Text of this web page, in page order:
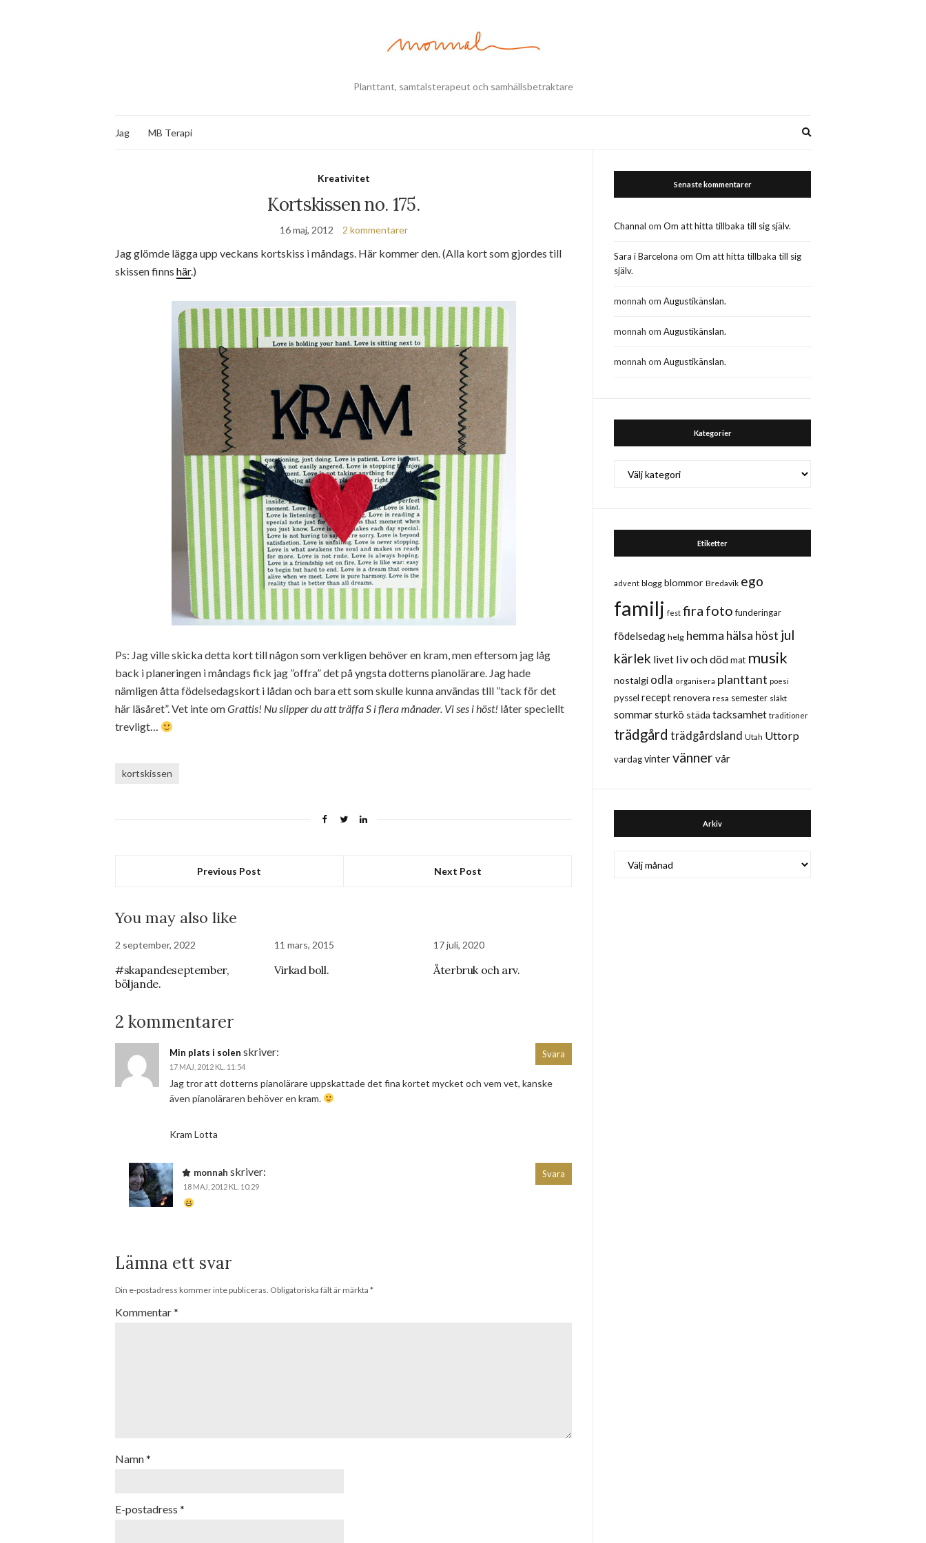
Planttant, samtalsterapeut och samhällsbetraktare
Jag MB Terapi
Kreativitet
Kortskissen no. 175.
16 maj, 2012 2 kommentarer
Jag glömde lägga upp veckans kortskiss i måndags. Här kommer den. (Alla kort som gjordes till
skissen finns här.)
Ps: Jag ville skicka detta kort till någon som verkligen behöver en kram, men eftersom jag låg
back i planeringen i måndags fick jag ”offra” det på yngsta dotterns pianolärare. Jag hade
nämligen åtta födelsedagskort i lådan och bara ett som skulle kunna användas tlll ”tack för det
här läsåret”. Vet inte omGrattis! Nu slipper du att träffa S i flera månader. Vi ses i höst! låter speciellt
trevligt…
kortskissen
Previous Post Next Post
You may also like
2 september, 2022
#skapandeseptember,
böljande.
11 mars, 2015
Virkad boll.
17 juli, 2020
Återbruk och arv.
2 kommentarer
Min plats i solen skriver:
17 MAJ, 2012 KL. 11:54
Jag tror att dotterns pianolärare uppskattade det fina kortet mycket och vem vet, kanske
även pianoläraren behöver en kram.
Kram Lotta
Svara
monnah skriver:
18 MAJ, 2012 KL. 10:29
Svara
Lämna ett svar
Din e-postadress kommer inte publiceras. Obligatoriska fält är märkta *
Kommentar*
Namn*
E-postadress *
Senaste kommentarer
Channal omOm att hitta tillbaka till sig själv.
Sara i Barcelona omOm att hitta tillbaka till sig
själv.
monnah omAugustikänslan.
monnah omAugustikänslan.
monnah omAugustikänslan.
Kategorier
Etiketter
advent blogg blommor Bredavik ego
familj fest fira foto funderingar
födelsedag helg hemma hälsa höst jul
kärlek livet liv och död mat musik
nostalgi odla organisera planttant poesi
pyssel receptrenovera resa semester släkt
sommarsturkö städa tacksamhet traditioner
trädgård trädgårdsland Utah Uttorp
vardag vintervänner vår
Arkiv